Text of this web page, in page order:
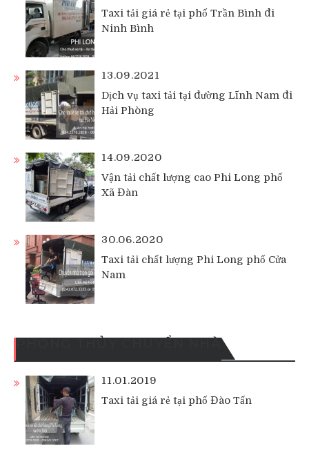
Taxi tải giá rẻ tại phố Trần Bình đi
Ninh Bình
13.09.2021
Dịch vụ taxi tải tại đường Lĩnh Nam đi
Hải Phòng
14.09.2020
Vận tải chất lượng cao Phi Long phố
Xã Đàn
30.06.2020
Taxi tải chất lượng Phi Long phố Cửa
Nam
11.01.2019
Taxi tải giá rẻ tại phố Đào Tấn